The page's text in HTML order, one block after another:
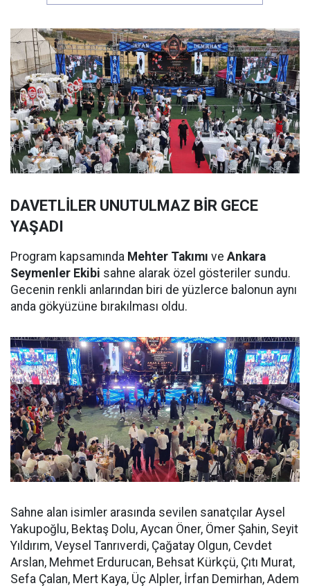
DAVETLİLER UNUTULMAZ BİR GECE
YAŞADI
Program kapsamında Mehter Takımı ve Ankara
Seymenler Ekibi sahne alarak özel gösteriler sundu.
Gecenin renkli anlarından biri de yüzlerce balonun aynı
anda gökyüzüne bırakılması oldu.
Sahne alan isimler arasında sevilen sanatçılar Aysel
Yakupoğlu, Bektaş Dolu, Aycan Öner, Ömer Şahin, Seyit
Yıldırım, Veysel Tanrıverdi, Çağatay Olgun, Cevdet
Arslan, Mehmet Erdurucan, Behsat Kürkçü, Çıtı Murat,
Sefa Çalan, Mert Kaya, Üç Alpler, İrfan Demirhan, Adem